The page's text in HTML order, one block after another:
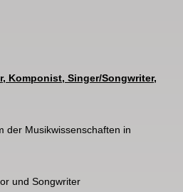
Komponist, Singer/Songwriter,
der Musikwissenschaften in
und Songwriter